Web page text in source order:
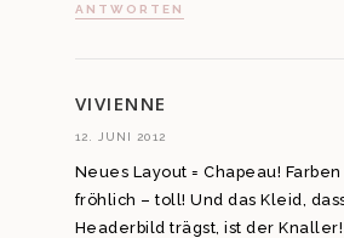
ANTWORTEN
VIVIENNE
12. JUNI 2012
Neues Layout = Chapeau!
fröhlich – toll! Und das Kleid,
Headerbild trägst, ist der